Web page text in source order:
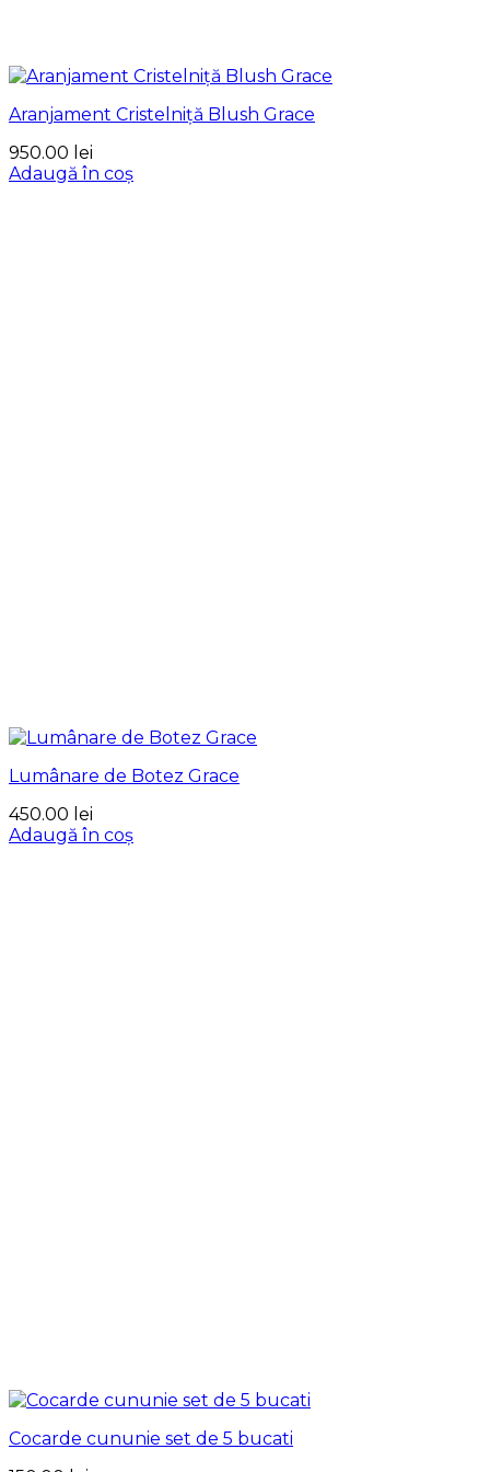
Aranjament Cristelniță Blush Grace
950.00 lei
Adaugă în coș
Lumânare de Botez Grace
450.00 lei
Adaugă în coș
Cocarde cununie set de 5 bucati